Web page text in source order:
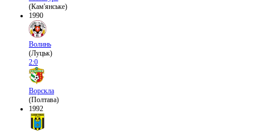
(Кам'янське)
1990
Волинь
(Луцьк)
2:0
Ворскла
(Полтава)
1992